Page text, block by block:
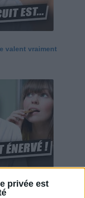
privée est
valent vraiment
quoi !